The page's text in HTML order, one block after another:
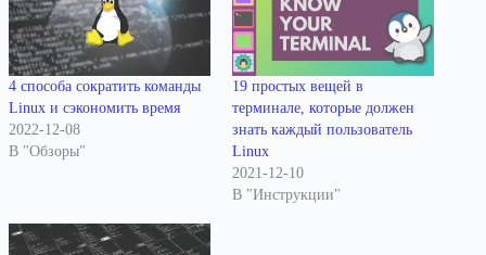
4 способа сократить команды
Linux и сэкономить время
2022-12-08
В "Обзоры"
19 простых вещей в
терминале, которые должен
знать каждый пользователь
Linux
2021-12-10
В "Инструкции"